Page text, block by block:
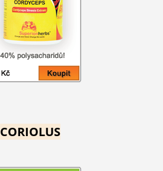
CORIOLUS